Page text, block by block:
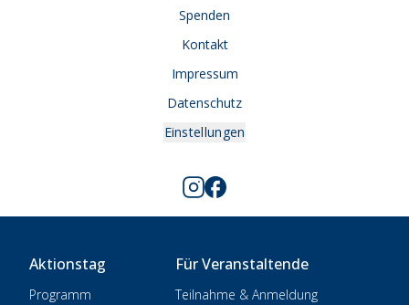
Spenden
Kontakt
Impressum
Datenschutz
Einstellungen
Aktionstag
Programm
Für Veranstaltende
Teilnahme & Anmeldung